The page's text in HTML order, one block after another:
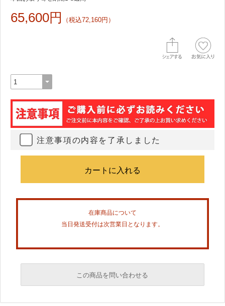
65,600円 （税込72,160円）
注意事項の内容を了承しました
在庫商品について
当日発送受付は次営業日となります。
この商品を問い合わせる